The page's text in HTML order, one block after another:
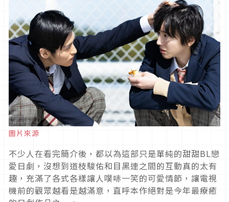
圖片來源
不少人在看完簡介後，都以為這部只是單純的甜甜BL戀
愛日劇，沒想到道枝駿佑和目黑連之間的互動真的太有
趣，充滿了各式各樣讓人噗哧一笑的可愛情節，讓電視
機前的觀眾越看是越滿意，直呼本作絕對是今年最療癒